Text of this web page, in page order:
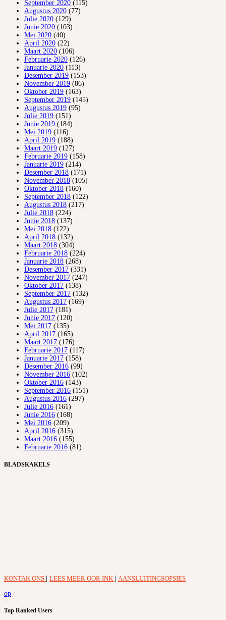
September 2020 (115)
Augustus 2020 (77)
Julie 2020 (129)
Junie 2020 (103)
Mei 2020 (40)
April 2020 (22)
Maart 2020 (106)
Februarie 2020 (126)
Januarie 2020 (113)
Desember 2019 (153)
November 2019 (86)
Oktober 2019 (163)
September 2019 (145)
Augustus 2019 (95)
Julie 2019 (151)
Junie 2019 (184)
Mei 2019 (116)
April 2019 (188)
Maart 2019 (127)
Februarie 2019 (158)
Januarie 2019 (214)
Desember 2018 (171)
November 2018 (105)
Oktober 2018 (160)
September 2018 (122)
Augustus 2018 (217)
Julie 2018 (224)
Junie 2018 (137)
Mei 2018 (122)
April 2018 (132)
Maart 2018 (304)
Februarie 2018 (224)
Januarie 2018 (268)
Desember 2017 (331)
November 2017 (247)
Oktober 2017 (138)
September 2017 (132)
Augustus 2017 (169)
Julie 2017 (181)
Junie 2017 (120)
Mei 2017 (135)
April 2017 (165)
Maart 2017 (176)
Februarie 2017 (117)
Januarie 2017 (158)
Desember 2016 (99)
November 2016 (102)
Oktober 2016 (143)
September 2016 (151)
Augustus 2016 (297)
Julie 2016 (161)
Junie 2016 (168)
Mei 2016 (209)
April 2016 (315)
Maart 2016 (155)
Februarie 2016 (81)
BLADSKAKELS
KONTAK ONS LEES MEER OOR INK
AANSLUITINGSOPSIES
op
Top Ranked Users